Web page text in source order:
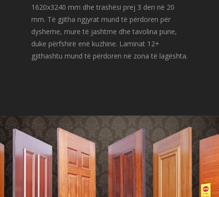
1620x3240 mm dhe trashësi prej 3 deri në 20
mm. Të gjitha ngjyrat mund të përdoren për
dysheme, mure të jashtme dhe tavolina pune,
duke përfshirë enë kuzhine. Laminat 12+
gjithashtu mund të përdoren në zona të lagështa.